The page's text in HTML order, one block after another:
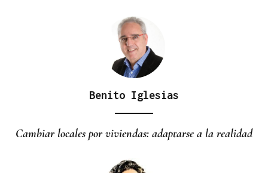
Benito Iglesias
Cambiar locales por viviendas: adaptarse a la realidad